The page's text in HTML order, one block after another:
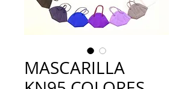
MASCARILLA